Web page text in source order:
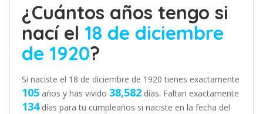
¿Cuántos años tengo si
nací el 18 de diciembre
de 1920?
Si naciste el 18 de diciembre de 1920 tienes exactamente
105 años y has vivido 38,582 días. Faltan exactamente
134días para tu cumpleaños si naciste en la fecha del